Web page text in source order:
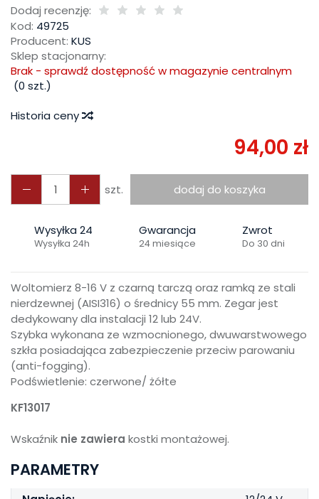
Dodaj recenzję:
Kod: 49725
Producent: KUS
Sklep stacjonarny:
Brak - sprawdź dostępność w magazynie centralnym
(0 szt.)
Historia ceny
94,00 zł
szt. dodaj do koszyka
Wysyłka 24
Wysyłka 24h
Gwarancja
24 miesiące
Zwrot
Do 30 dni
Woltomierz 8-16 V z czarną tarczą oraz ramką ze stali
nierdzewnej (AISI316) o średnicy 55 mm. Zegar jest
dedykowany dla instalacji 12 lub 24V.
Szybka wykonana ze wzmocnionego, dwuwarstwowego
szkła posiadająca zabezpieczenie przeciw parowaniu
(anti-fogging).
Podświetlenie: czerwone/ żółte
KF13017
Wskaźnik nie zawiera kostki montażowej.
PARAMETRY